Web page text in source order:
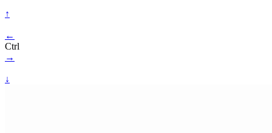
↑
←
Ctrl
→
↓